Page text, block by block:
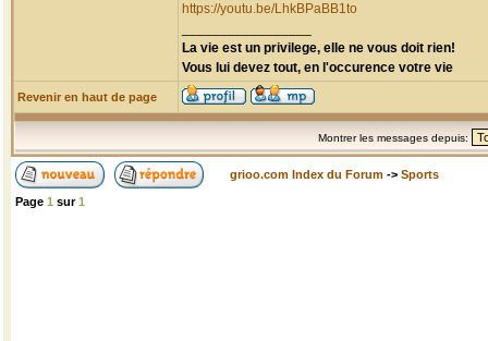
https://youtu.be/LhkBPaBB1to
La vie est un privilege, elle ne vous doit rien!
Vous lui devez tout, en l'occurence votre vie
Revenir en haut de page
Montrer les messages depuis:
grioo.com Index du Forum -> Sports
Page 1 sur1